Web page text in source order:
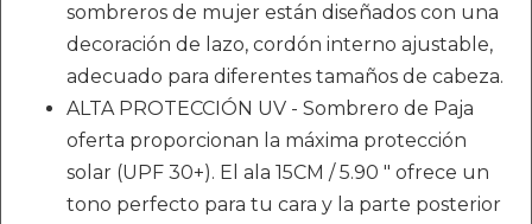
sombreros de mujer están diseñados con una
decoración de lazo, cordón interno ajustable,
adecuado para diferentes tamaños de cabeza.
ALTA PROTECCIÓN UV - Sombrero de Paja
oferta proporcionan la máxima protección
solar (UPF 30+). El ala 15CM / 5.90 ″ ofrece un
tono perfecto para tu cara y la parte posterior